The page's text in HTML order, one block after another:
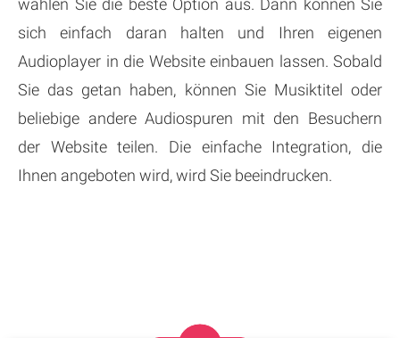
wählen Sie die beste Option aus. Dann können Sie
sich einfach daran halten und Ihren eigenen
Audioplayer in die Website einbauen lassen. Sobald
Sie das getan haben, können Sie Musiktitel oder
beliebige andere Audiospuren mit den Besuchern
der Website teilen. Die einfache Integration, die
Ihnen angeboten wird, wird Sie beeindrucken.